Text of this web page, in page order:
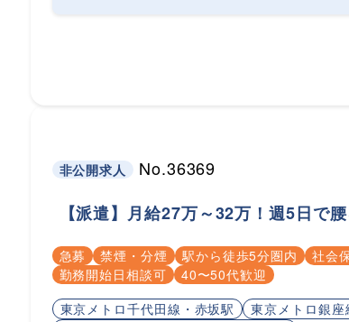
非公開求人
No.36369
【派遣】月給27万～32万！週5日で
急募 禁煙・分煙 駅から徒歩5分圏内 社会
勤務開始日相談可
40〜50代歓迎
東京メトロ千代田線・赤坂駅
東京メトロ銀